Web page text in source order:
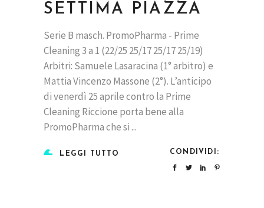
SETTIMA PIAZZA
Serie B masch. PromoPharma - Prime
Cleaning 3 a 1 (22/25 25/17 25/17 25/19)
Arbitri: Samuele Lasaracina (1° arbitro) e
Mattia Vincenzo Massone (2°). L’anticipo
di venerdì 25 aprile contro la Prime
Cleaning Riccione porta bene alla
PromoPharma che si
LEGGI TUTTO CONDIVIDI: